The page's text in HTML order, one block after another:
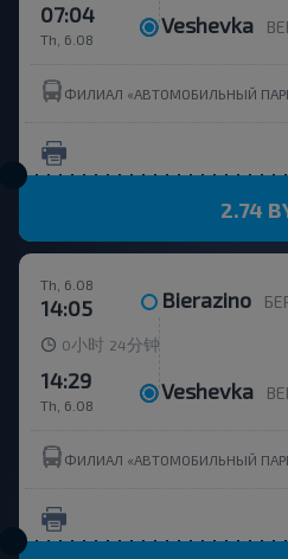
Th, 6.08
07:04 Veshevka
2.74
Th, 6.08
14:05 Bierazino
0 小时 24 分钟
Th, 6.08
14:29 Veshevka